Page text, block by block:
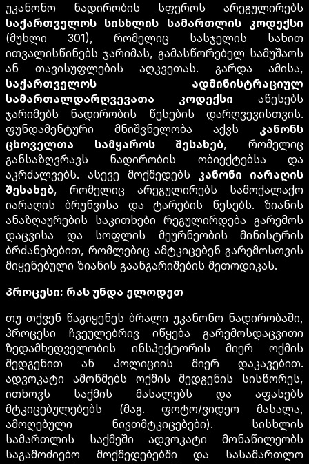
უკანონო ნადირობის სფეროს არეგულირებს
საქართველოს სისხლის სამართლის კოდექსი
(მუხლი 301), რომელიც სასჯელის სახით
ითვალისწინებს ჯარიმას, გამასწორებელ სამუშაოს
ან თავისუფლების აღკვეთას. გარდა ამისა,
საქართველოს ადმინისტრაციულ
სამართალდარღვევათა კოდექსი აწესებს
ჯარიმებს ნადირობის წესების დარღვევისთვის.
ფუნდამენტური მნიშვნელობა აქვს კანონს
ცხოველთა სამყაროს შესახებ, რომელიც
განსაზღვრავს ნადირობის ობიექტებსა და
აკრძალვებს. ასევე მოქმედებს კანონი იარაღის
შესახებ, რომელიც არეგულირებს სამოქალაქო
იარაღის ბრუნვისა და ტარების წესებს. ზიანის
ანაზღაურების საკითხები რეგულირდება გარემოს
დაცვისა და სოფლის მეურნეობის მინისტრის
ბრძანებებით, რომლებიც ამტკიცებენ გარემოსთვის
მიყენებული ზიანის გაანგარიშების მეთოდიკას.
პროცესი: რას უნდა ელოდეთ
თუ თქვენ წაგიყენეს ბრალი უკანონო ნადირობაში,
პროცესი ჩვეულებრივ იწყება გარემოსდაცვითი
ზედამხედველობის ინსპექტორის მიერ ოქმის
შედგენით ან პოლიციის მიერ დაკავებით.
ადვოკატი ამოწმებს ოქმის შედგენის სისწორეს,
ითხოვს საქმის მასალებს და აფასებს
მტკიცებულებებს (მაგ. ფოტო/ვიდეო მასალა,
ამოღებული ნივთმტკიცებები). სისხლის
სამართლის საქმეში ადვოკატი მონაწილეობს
საგამოძიებო მოქმედებებში და სასამართლო